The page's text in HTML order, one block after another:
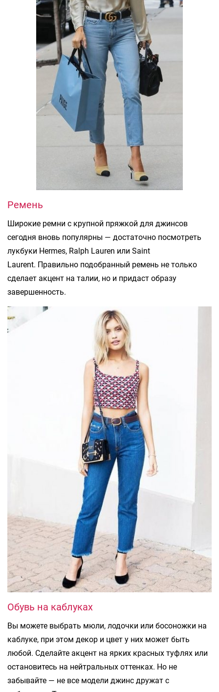
Ремень
Широкие ремни с крупной пряжкой для джинсов
сегодня вновь популярны — достаточно посмотреть
лукбуки Hermes, Ralph Lauren или Saint
Laurent. Правильно подобранный ремень не только
сделает акцент на талии, но и придаст образу
завершенность.
Обувь на каблуках
Вы можете выбрать мюли, лодочки или босоножки на
каблуке, при этом декор и цвет у них может быть
любой. Сделайте акцент на ярких красных туфлях или
остановитесь на нейтральных оттенках. Но не
забывайте — не все модели джинс дружат с